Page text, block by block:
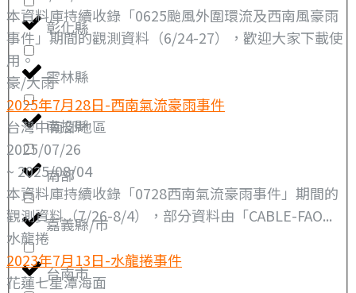
彰化縣
雲林縣
南投縣
南部
嘉義縣/市
台南市
本資料庫持續收錄「0625颱風外圍環流及西南風豪雨
事件」期間的觀測資料（6/24-27），歡迎大家下載使
用。
豪/大雨
2025年7月28日-西南氣流豪雨事件
台灣中南部地區
2025/07/26
~ 2025/08/04
本資料庫持續收錄「0728西南氣流豪雨事件」期間的
觀測資料（7/26-8/4），部分資料由「CABLE-FAO...
水龍捲
2023年7月13日-水龍捲事件
花蓮七星潭海面